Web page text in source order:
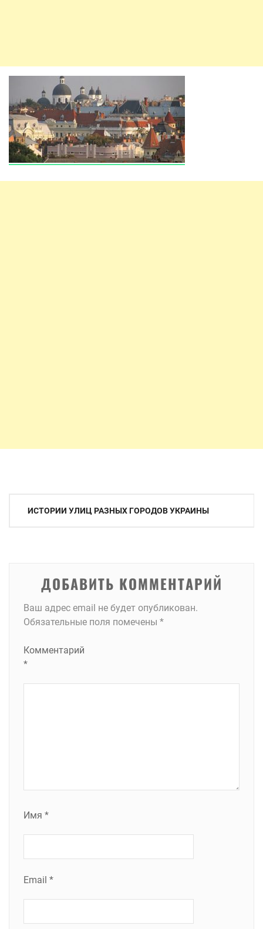
Навигация
ИСТОРИИ УЛИЦ РАЗНЫХ ГОРОДОВ УКРАИНЫ
ДОБАВИТЬ КОММЕНТАРИЙ
Ваш адрес email не будет опубликован.
Обязательные поля помечены *
Комментарий
*
Имя *
Email *